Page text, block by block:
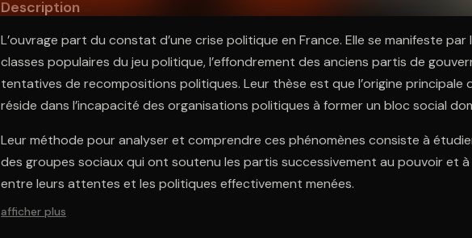
Description
L’ouvrage part du constat d’une crise politique en France. Elle se manifeste par
classes populaires du jeu politique, l’effondrement des anciens partis de
tentatives de recompositions politiques. Leur thèse est que l’origine principale
réside dans l’incapacité des organisations politiques à former un bloc social
Leur méthode pour analyser et comprendre ces phénomènes consiste à
des groupes sociaux qui ont soutenu les partis successivement au pouvoir et à
entre leurs attentes et les politiques effectivement menées.
afficher plus